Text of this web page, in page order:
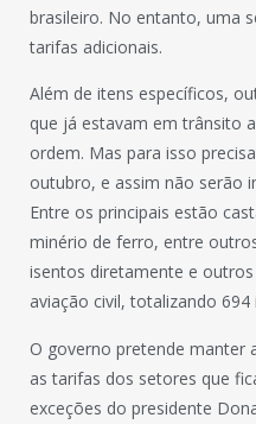
brasileiro. No entanto, uma
tarifas adicionais.
Além de itens específicos,
que já estavam em trânsito
ordem. Mas para isso
outubro, e assim não serão
Entre os principais estão
minério de ferro, entre
isentos diretamente e
aviação civil, totalizando 694
O governo pretende manter
as tarifas dos setores que
exceções do presidente